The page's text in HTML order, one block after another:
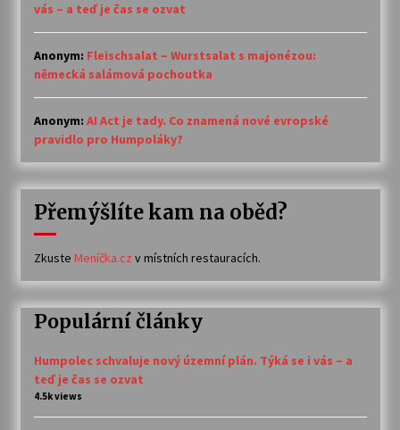
vás – a teď je čas se ozvat
Anonym: Fleischsalat – Wurstsalat s majonézou:
německá salámová pochoutka
Anonym: AI Act je tady. Co znamená nové evropské
pravidlo pro Humpoláky?
Přemýšlíte kam na oběd?
Zkuste Meníčka.cz v místních restauracích.
Populární články
Humpolec schvaluje nový územní plán. Týká se i vás – a
teď je čas se ozvat
4.5k views